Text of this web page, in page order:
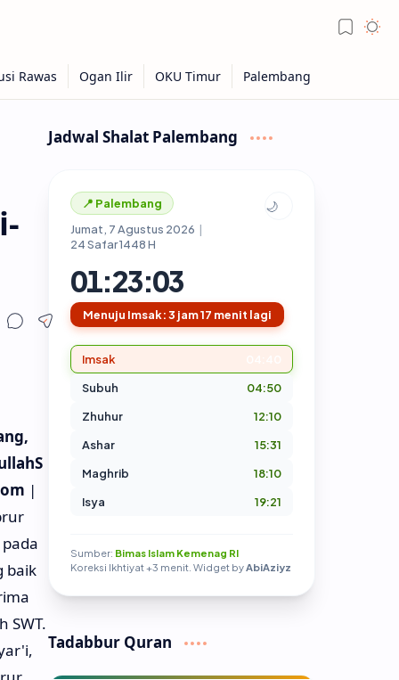
|
baik
SWT.
Jadwal Shalat Palembang
📍 Palembang
Jumat, 7 Agustus 2026 |
24 Safar 1448 H
🌙
01:23:04
Menuju Imsak: 3 jam 17 menit lagi
Imsak
Subuh
04:50
Zhuhur
12:10
Ashar
15:31
Maghrib
18:10
Isya
19:21
Sumber: Bimas Islam Kemenag RI
Koreksi Ikhtiyat +3 menit. Widget byAbiAziyz
Tadabbur Quran